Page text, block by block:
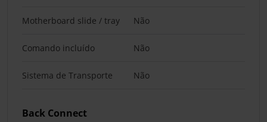
Motherboard slide / tray Não
Comando incluído Não
Sistema de Transporte Não
Back Connect